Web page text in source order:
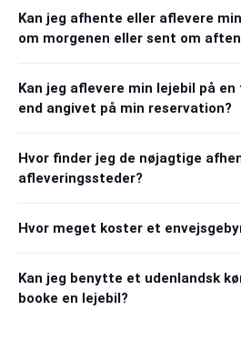
Kan jeg afhente eller aflevere
om morgenen eller sent om
Kan jeg aflevere min lejebil på
end angivet på min reservation?
Hvor finder jeg de nøjagtige
afleveringssteder?
Hvor meget koster et
Kan jeg benytte et udenlandsk
booke en lejebil?